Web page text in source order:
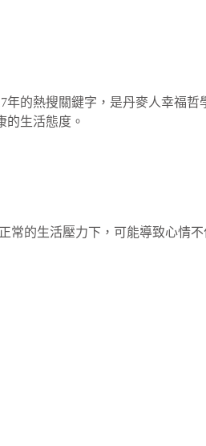
的熱搜關鍵字，是丹麥人幸福
的生活態度。
的生活壓力下，可能導致心情